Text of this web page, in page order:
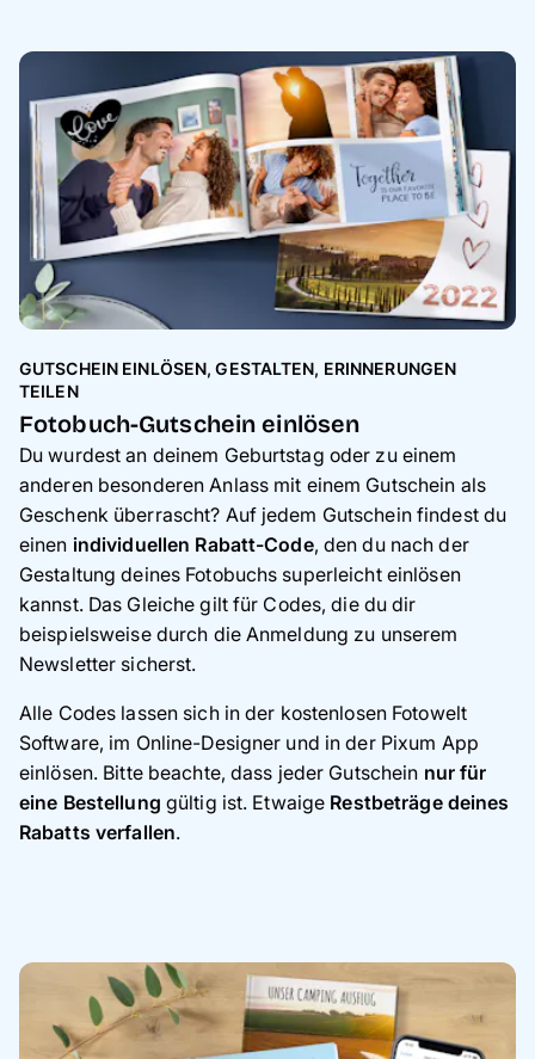
GUTSCHEIN EINLÖSEN, GESTALTEN, ERINNERUNGEN
TEILEN
Fotobuch-Gutschein einlösen
Du wurdest an deinem Geburtstag oder zu einem
anderen besonderen Anlass mit einem Gutschein als
Geschenk überrascht? Auf jedem Gutschein findest du
einen individuellen Rabatt-Code, den du nach der
Gestaltung deines Fotobuchs superleicht einlösen
kannst. Das Gleiche gilt für Codes, die du dir
beispielsweise durch die Anmeldung zu unserem
Newsletter sicherst.
Alle Codes lassen sich in der kostenlosen Fotowelt
Software, im Online-Designer und in der Pixum App
einlösen. Bitte beachte, dass jeder Gutschein nur für
eine Bestellung gültig ist. Etwaige Restbeträge deines
Rabatts verfallen.